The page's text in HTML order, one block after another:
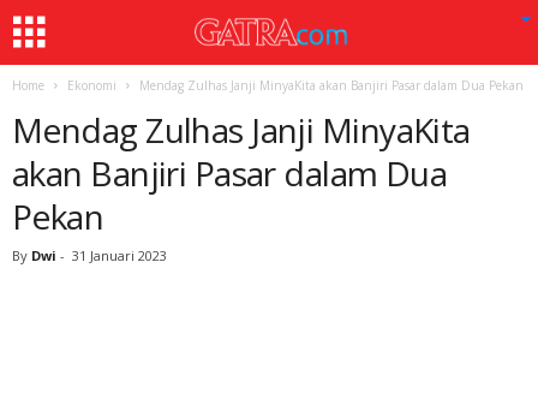
Home Ekonomi Mendag Zulhas Janji MinyaKita akan Banjiri Pasar dalam Dua Pekan
Mendag Zulhas Janji MinyaKita
akan Banjiri Pasar dalam Dua
Pekan
By Dwi - 31 Januari 2023